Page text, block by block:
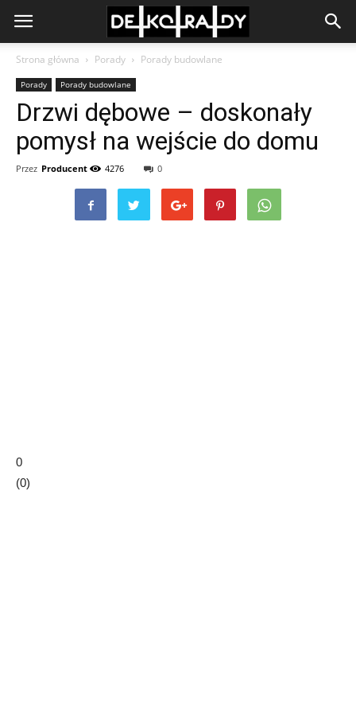
Strona główna Porady Porady budowlane
Porady Porady budowlane
Drzwi dębowe – doskonały
pomysł na wejście do domu
Przez Producent 4276 0
0
(0)